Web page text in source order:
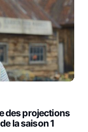
des projections
la saison 1